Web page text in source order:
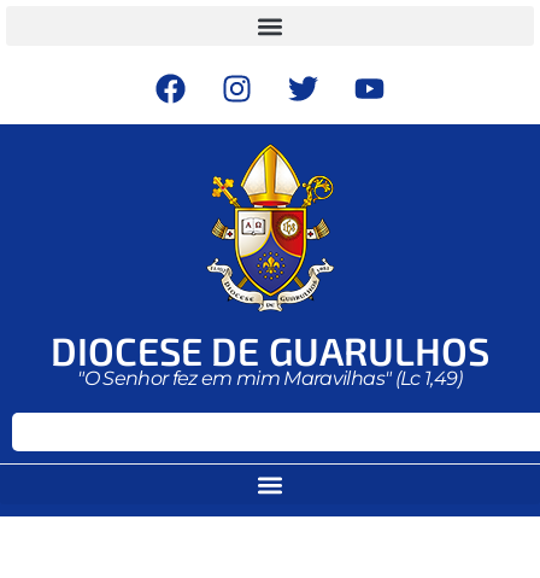
DIOCESE DE GUARULHOS
"O Senhor fez em mim Maravilhas" (Lc 1,49)